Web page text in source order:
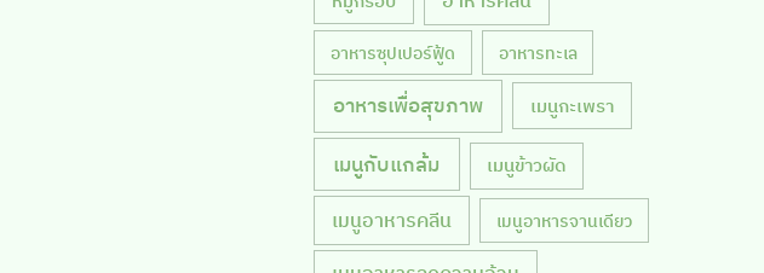
อาหารซุปเปอร์ฟู้ด อาหารทะเล
อาหารเพื่อสุขภาพ เมนูกะเพรา
เมนูกับแกล้ม เมนูข้าวผัด
เมนูอาหารคลีน เมนูอาหารจานเดียว